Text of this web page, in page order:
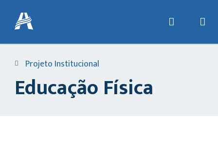
Projeto Institucional
Educação Física